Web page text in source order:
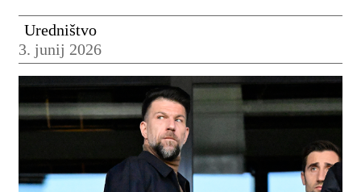
Uredništvo
3. junij 2026